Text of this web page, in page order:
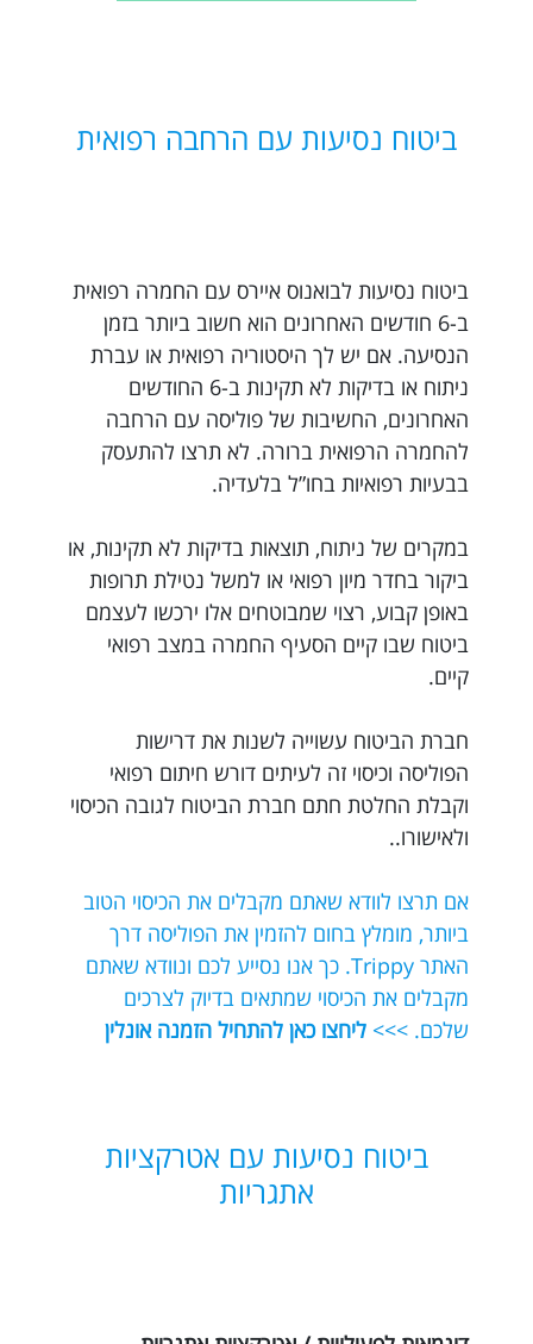
ביטוח נסיעות עם הרחבה רפואית
ביטוח נסיעות לבואנוס איירס עם החמרה רפואית
ב-6 חודשים האחרונים הוא חשוב ביותר בזמן
הנסיעה. אם יש לך היסטוריה רפואית או עברת
ניתוח או בדיקות לא תקינות ב-6 החודשים
האחרונים, החשיבות של פוליסה עם הרחבה
להחמרה הרפואית ברורה. לא תרצו להתעסק
בבעיות רפואיות בחו”ל בלעדיה.
במקרים של ניתוח, תוצאות בדיקות לא תקינות, או
ביקור בחדר מיון רפואי או למשל נטילת תרופות
באופן קבוע, רצוי שמבוטחים אלו ירכשו לעצמם
ביטוח שבו קיים הסעיף החמרה במצב רפואי
קיים.
חברת הביטוח עשוייה לשנות את דרישות
הפוליסה וכיסוי זה לעיתים דורש חיתום רפואי
וקבלת החלטת חתם חברת הביטוח לגובה הכיסוי
ולאישורו..
אם תרצו לוודא שאתם מקבלים את הכיסוי הטוב
ביותר, מומלץ בחום להזמין את הפוליסה דרך
האתר Trippy. כך אנו נסייע לכם ונוודא שאתם
מקבלים את הכיסוי שמתאים בדיוק לצרכים
שלכם. >>> ליחצו כאן להתחיל הזמנה אונלין
ביטוח נסיעות עם אטרקציות
אתגריות